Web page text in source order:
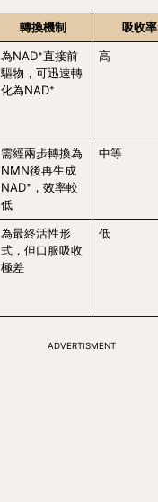
轉換機制 吸收率
為NAD⁺直接前
驅物，可迅速轉
化為NAD⁺
高
需經兩步轉換為
NMN後再生成
NAD⁺，效率較
低
中等
為最終活性形
式，但口服吸收
極差
低
ADVERTISMENT